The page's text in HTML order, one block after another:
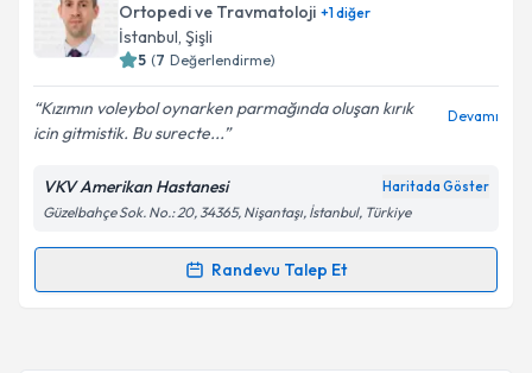
E-posta Adresiniz
kapsamda işlenmesini kabul ediyorum.
Takvim Talebini Gönder
Ortopedi ve Travmatoloji +1diğer
İstanbul, Şişli
5 (7 Değerlendirme)
Kızımın voleybol oynarken parmağında oluşan kırık
icin gitmistik. Bu surecte...
Devamı
VKV Amerikan Hastanesi Haritada Göster
Güzelbahçe Sok. No.: 20, 34365, Nişantaşı, İstanbul, Türkiye
Randevu Talep Et
Randevu Takvimi Talebi